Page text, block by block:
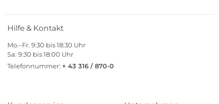
Hilfe & Kontakt
Mo.–Fr. 9:30 bis 18:30 Uhr
Sa. 9:30 bis 18:00 Uhr
Telefonnummer: + 43 316 / 870-0